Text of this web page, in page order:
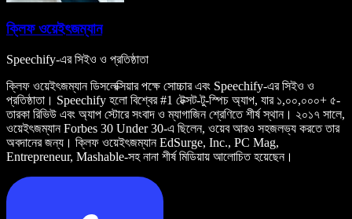
ক্লিফ ওয়েইৎজম্যান
Speechify-এর সিইও ও প্রতিষ্ঠাতা
ক্লিফ ওয়েইৎজম্যান ডিসলেক্সিয়ার পক্ষে সোচ্চার এবং Speechify-এর সিইও ও
প্রতিষ্ঠাতা। Speechify হলো বিশ্বের #1 টেক্সট-টু-স্পিচ অ্যাপ, যার ১,০০,০০০+ ৫-
তারকা রিভিউ এবং অ্যাপ স্টোরে সংবাদ ও ম্যাগাজিন শ্রেণিতে শীর্ষ স্থান। ২০১৭ সালে,
ওয়েইৎজম্যান Forbes 30 Under 30-এ ছিলেন, ওয়েব আরও সহজলভ্য করতে তার
অবদানের জন্য। ক্লিফ ওয়েইৎজম্যান EdSurge, Inc., PC Mag,
Entrepreneur, Mashable-সহ নানা শীর্ষ মিডিয়ায় আলোচিত হয়েছেন।